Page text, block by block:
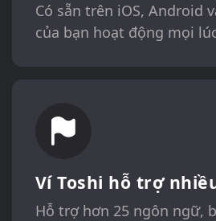
Có sẵn trên iOS, Android
của bạn hoạt động mọi
Ví Toshi hỗ trợ
Hỗ trợ hơn 25 ngôn ngữ,